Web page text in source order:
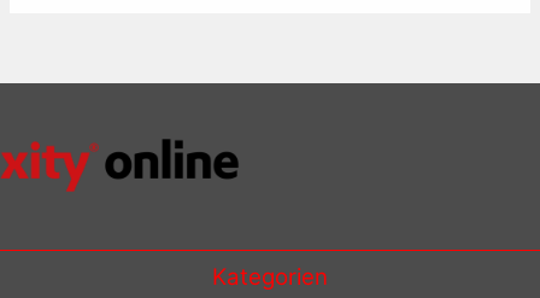
Kategorien